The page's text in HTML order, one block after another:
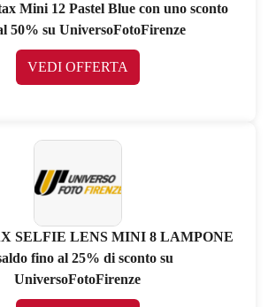
Mini 12 Pastel Blue con uno sconto
50% su UniversoFotoFirenze
VEDI OFFERTA
SELFIE LENS MINI 8 LAMPONE
fino al 25% di sconto su
UniversoFotoFirenze